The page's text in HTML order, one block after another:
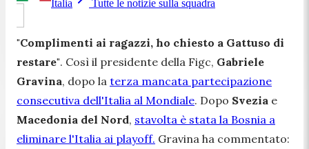
Italia Tutte le notizie sulla squadra
"Complimenti ai ragazzi, ho chiesto a Gattuso di
restare". Così il presidente della Figc, Gabriele
Gravina, dopo la terza mancata partecipazione
consecutiva dell'Italia al Mondiale. Dopo Svezia e
Macedonia del Nord, stavolta è stata la Bosnia a
eliminare l'Italia ai playoff. Gravina ha commentato: